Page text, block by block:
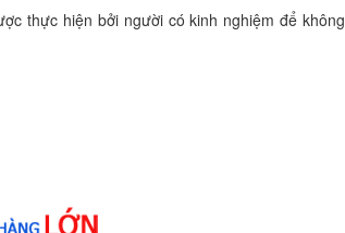
thực hiện bởi người có kinh nghiệm để không